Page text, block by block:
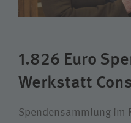
1.826 Euro
Werkstatt
Spendensammlung im